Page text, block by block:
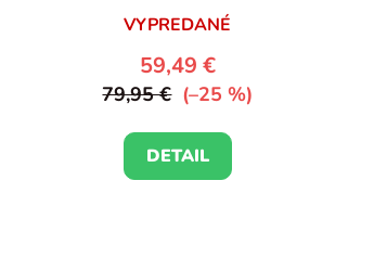
VYPREDANÉ
59,49 €
79,95 € (–25 %)
DETAIL